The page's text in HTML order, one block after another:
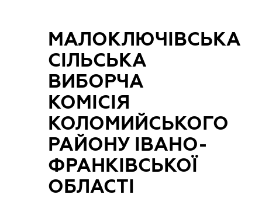
МАЛОКЛЮЧІВСЬКА
СІЛЬСЬКА
ВИБОРЧА
КОМІСІЯ
КОЛОМИЙСЬКОГО
РАЙОНУ ІВАНО-
ФРАНКІВСЬКОЇ
ОБЛАСТІ